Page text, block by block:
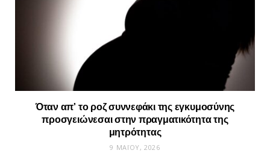
Όταν απ’ το ροζ συννεφάκι της εγκυμοσύνης
προσγειώνεσαι στην πραγματικότητα της
μητρότητας
9 ΜΑΪ́ΟΥ, 2026